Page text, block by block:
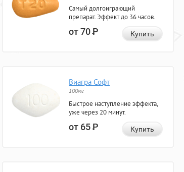
Самый долгоиграющий
препарат. Эффект до 36 часов.
от 70Р Купить
Виагра Софт
100мг
Быстрое наступление эффекта,
уже через 20 минут.
от 65Р Купить